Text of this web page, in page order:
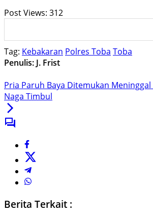
Post Views: 312
Tag: Kebakaran Polres Toba Toba
Penulis: J. Frist
Pria Paruh Baya Ditemukan Meninggal
Naga Timbul
Berita Terkait :